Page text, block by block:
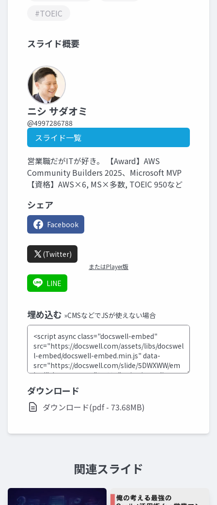
#TOEIC
スライド概要
ニシ サダオミ
@4997286788
スライド一覧
営業職だがITが好き。 【Award】AWS
Community Builders 2025、Microsoft MVP
【資格】AWS×6, MS×多数, TOEIC 950など
シェア
Facebook
(Twitter)
またはPlayer版
LINE
埋め込む »CMSなどでJSが使えない場合
ダウンロード
ダウンロード(pdf - 73.68MB)
関連スライド